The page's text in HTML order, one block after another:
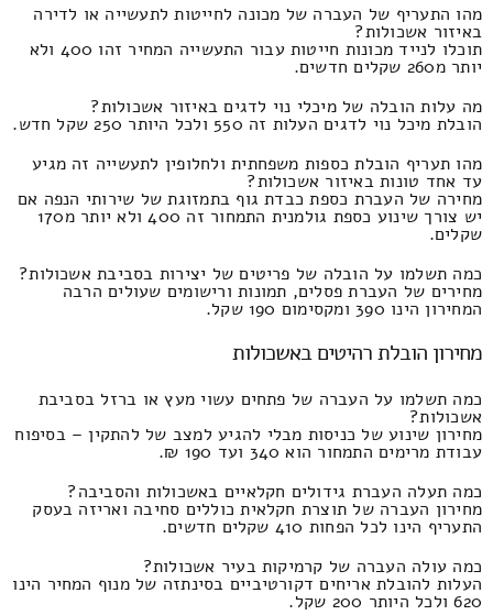
מהו התעריף של העברה של מכונה לחייטות לתעשייה או לדירה
באיזור אשכולות?
תוכלו לנייד מכונות חייטות עבור התעשייה המחיר זהו 400 ולא
יותר מ260 שקלים חדשים.
מה עלות הובלה של מיכלי נוי לדגים באיזור אשכולות?
הובלת מיכל נוי לדגים העלות זה 550 ולכל היותר 250 שקל חדש.
מהו תעריף הובלת כספות משפחתית ולחלופין לתעשייה זה מגיע
עד אחד טונות באיזור אשכולות?
מחירה של העברת כספת כבדת גוף בתמזוגת של שירותי הנפה אם
יש צורך שינוע כספת גולמנית התמחור זה 400 ולא יותר מ170
שקלים.
כמה תשלמו על הובלה של פריטים של יצירות בסביבת אשכולות?
מחירים של העברת פסלים, תמונות ורישומים שעולים הרבה
המחירון הינו 390 ומקסימום 190 שקל.
מחירון הובלת רהיטים באשכולות
כמה תשלמו על העברה של פתחים עשוי מעץ או ברזל בסביבת
אשכולות?
מחירון שינוע של כניסות מבלי להגיע למצב של להתקין – בסיפוח
עבודת מרימים התמחור הוא 340 ועד 190 ₪.
כמה תעלה העברת גידולים חקלאיים באשכולות והסביבה?
מחירון העברה של תוצרת חקלאית כוללים סחיבה ואריזה בעסק
התעריף הינו לכל הפחות 410 שקלים חדשים.
כמה עולה העברה של קרמיקות בעיר אשכולות?
העלות להובלת אריחים דקורטיביים בסינתזה של מנוף המחיר הינו
620 ולכל היותר 200 שקל.